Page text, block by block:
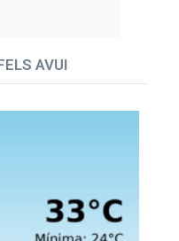
AVUI